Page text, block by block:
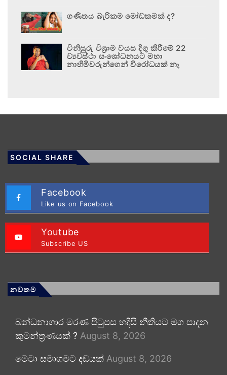
ගණිතය බැරිකම මෝඩකමක් ද?
විනිසුරු විශ්‍රාම වයස දිගු කිරීමේ 22
ව්‍යවස්ථා සංශෝධනයට මහා
නාහිමිවරුන්ගෙන් විරෝධයක් නෑ
SOCIAL SHARE
Facebook
Like us on Facebook
Youtube
Subscribe US
නවතම
බන්ධනාගාර මරණ පිටුපස හදිසි නීතියට මග පාදන
කුමන්ත්‍රණයක් ? August 8, 2026
මෙටා සමාගමට දඩයක් August 8, 2026